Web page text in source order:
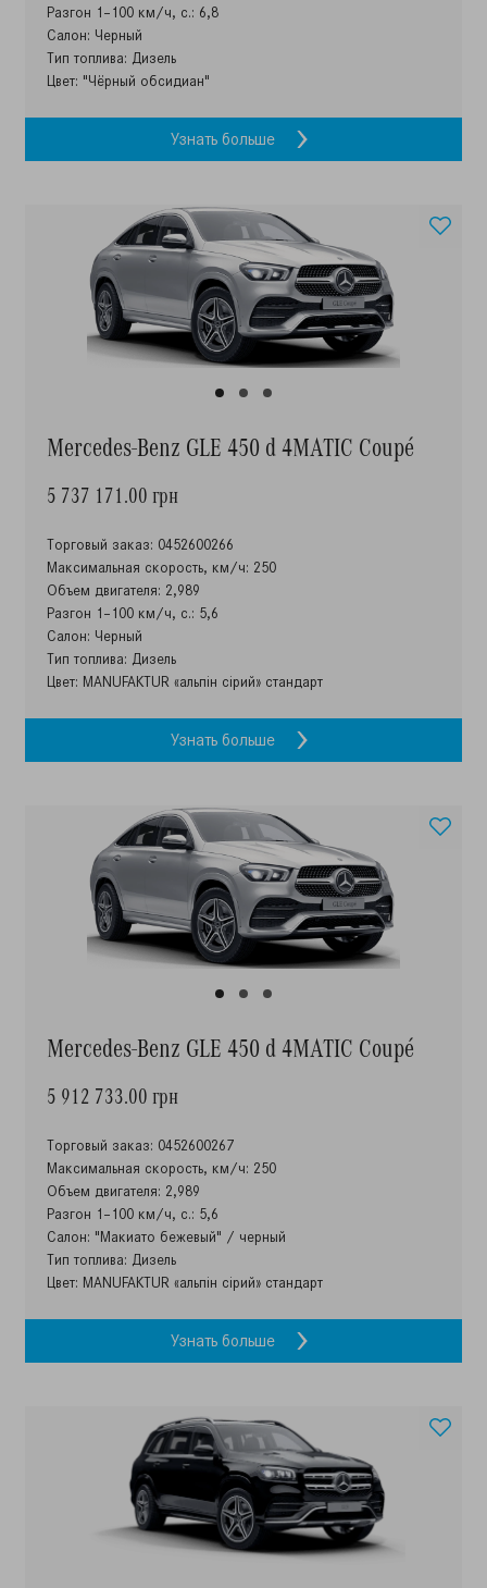
Разгон 1–100 км/ч, с.: 6,8
Салон: Черный
Тип топлива: Дизель
Цвет: "Чёрный обсидиан"
Узнать больше
Mercedes-Benz GLE 450 d 4MATIC Coupé
5 737 171.00 грн
Торговый заказ: 0452600266
Максимальная скорость, км/ч: 250
Объем двигателя: 2,989
Разгон 1–100 км/ч, с.: 5,6
Салон: Черный
Тип топлива: Дизель
Цвет: MANUFAKTUR «альпін сірий» стандарт
Узнать больше
Mercedes-Benz GLE 450 d 4MATIC Coupé
5 912 733.00 грн
Торговый заказ: 0452600267
Максимальная скорость, км/ч: 250
Объем двигателя: 2,989
Разгон 1–100 км/ч, с.: 5,6
Салон: "Макиато бежевый" / черный
Тип топлива: Дизель
Цвет: MANUFAKTUR «альпін сірий» стандарт
Узнать больше